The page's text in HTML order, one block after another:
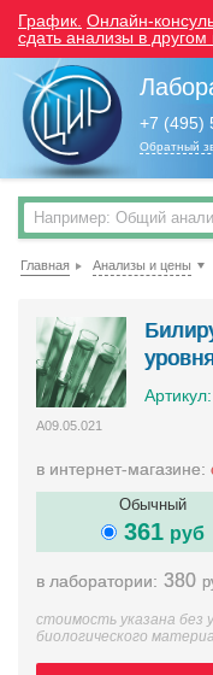
График. Онлайн-
сдать анализы в другом
+7 (495)
Обратный
Главная Анализы и цены
A09.05.021
в интернет-магазине:
Обычный
361 руб
в лаборатории: 380
стоимость указана без
биологического